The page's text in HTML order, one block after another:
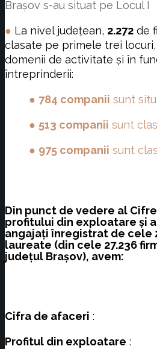
Brașov s-au situat pe Locul I
● La nivel județean, 2.272 de
clasate pe primele trei
domenii de activitate și în
întreprinderii:
● 784 companii sunt
● 513 companii sunt
● 975 companii sunt
Din punct de vedere al
profitului din exploatare și
angajați înregistrat de cele
laureate (din cele 27.236
județul Brașov), avem:
Cifra de afaceri :
Profitul din exploatare :